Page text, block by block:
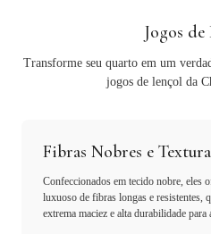
Jogos
Transforme seu quarto em um
jogos de lençol da
Fibras Nobres e
Confeccionados em tecido nobre, eles
luxuoso de fibras longas e resistentes,
extrema maciez e alta durabilidade para